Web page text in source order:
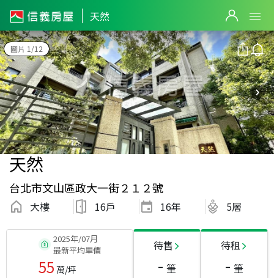
天然
圖片 1/12
天然
台北市文山區政大一街２１２號
大樓 16戶 16年 5層
2025年/07月
最新平均單價
55 萬/坪
待售
- 筆
待租
- 筆